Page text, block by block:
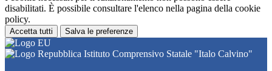
disabilitati. È possibile consultare l'elenco nella pagina della cookie
policy.
Accetta tutti Salva le preferenze
Istituto Comprensivo Statale "Italo Calvino"